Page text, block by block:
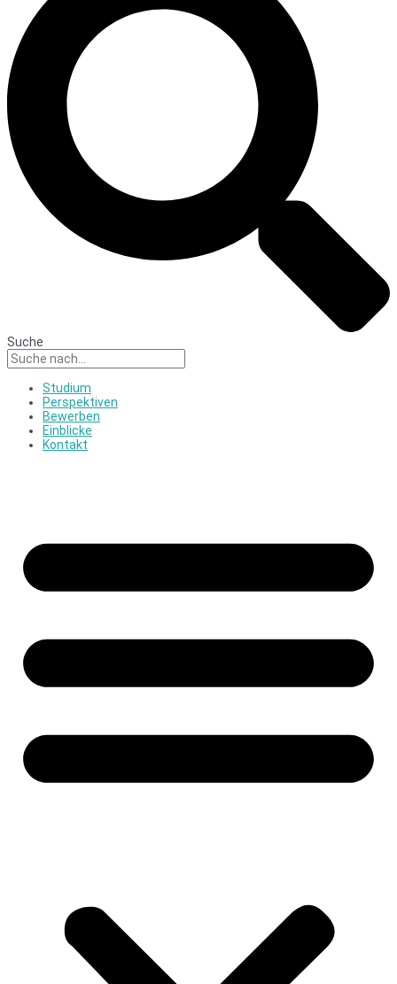
Suche
Studium
Perspektiven
Bewerben
Einblicke
Kontakt